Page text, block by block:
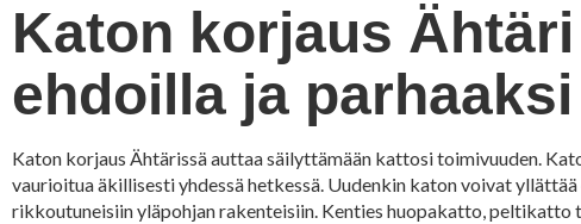
Katon korjaus
ehdoilla ja parhaaksi
Katon korjaus Ähtärissä auttaa säilyttämään kattosi toimivuuden.
vaurioitua äkillisesti yhdessä hetkessä. Uudenkin katon voivat
rikkoutuneisiin yläpohjan rakenteisiin. Kenties huopakatto,